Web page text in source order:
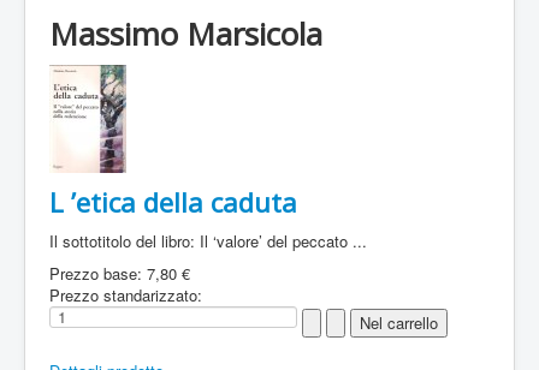
Massimo Marsicola
L ’etica della caduta
Il sottotitolo del libro: Il ‘valore’ del peccato ...
Prezzo base: 7,80 €
Prezzo standarizzato: